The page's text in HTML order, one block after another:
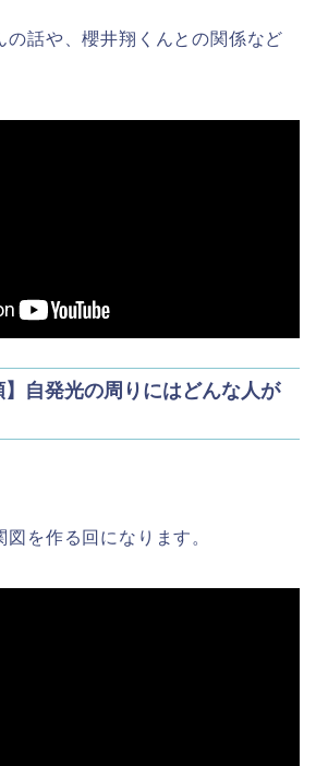
の話や、櫻井翔くんとの関係など
自発光の周りにはどんな人が
を作る回になります。